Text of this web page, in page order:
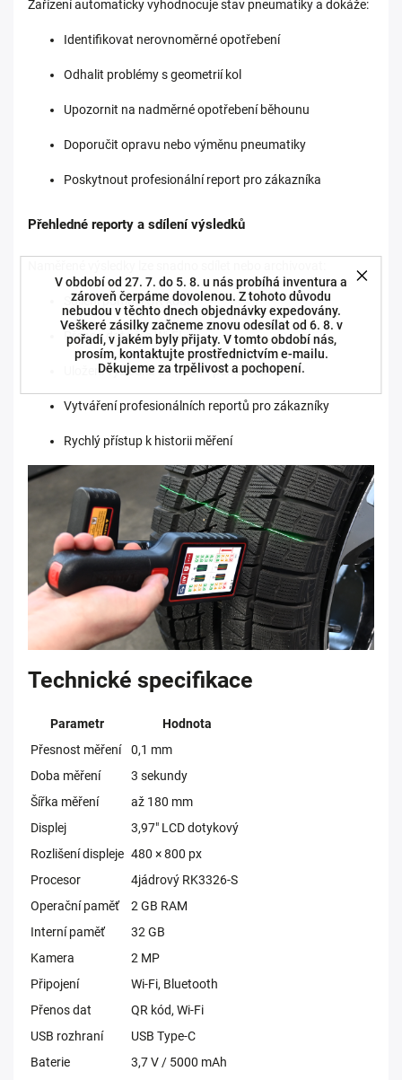
V období od 27. 7. do 5. 8. u nás probíhá inventura a
zároveň čerpáme dovolenou. Z tohoto důvodu
nebudou v těchto dnech objednávky expedovány.
Veškeré zásilky začneme znovu odesílat od 6. 8. v
pořadí, v jakém byly přijaty. V tomto období nás,
prosím, kontaktujte prostřednictvím e-mailu.
Děkujeme za trpělivost a pochopení.
Zařízení automaticky vyhodnocuje stav pneumatiky a dokáže:
Identifikovat nerovnoměrné opotřebení
Odhalit problémy s geometrií kol
Upozornit na nadměrné opotřebení běhounu
Doporučit opravu nebo výměnu pneumatiky
Poskytnout profesionální report pro zákazníka
Přehledné reporty a sdílení výsledků
Sdílení pomocí QR kódu
Přenos dat přes Wi-Fi
Uložení výsledků do interní paměti zařízení
Vytváření profesionálních reportů pro zákazníky
Rychlý přístup k historii měření
Technické specifikace
Parametr
Hodnota
Přesnost měření
0,1 mm
Doba měření
3 sekundy
Šířka měření
až 180 mm
Displej
3,97" LCD dotykový
Rozlišení displeje 480 × 800 px
Procesor
4jádrový RK3326-S
Operační paměť
2 GB RAM
Interní paměť
32 GB
Kamera
2 MP
Připojení
Wi-Fi, Bluetooth
Přenos dat
QR kód, Wi-Fi
USB rozhraní
USB Type-C
Baterie
3,7 V / 5000 mAh